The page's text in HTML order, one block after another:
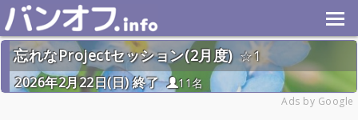
忘れなProjectセッション(2月度)
1
2026年2月22日(日) 終了
11名
Ads by Google